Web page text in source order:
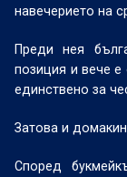
навечерието на
Преди нея
позиция и вече е
единствено за
Затова и
Според